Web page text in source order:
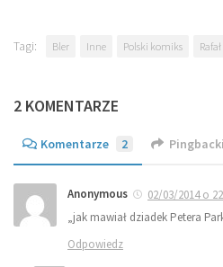
Tagi: Bler Inne Polski komiks
2 KOMENTARZE
Komentarze 2 Pingbacki
Anonymous
02/03/2014 o
„jak mawiał dziadek Petera
Odpowiedz